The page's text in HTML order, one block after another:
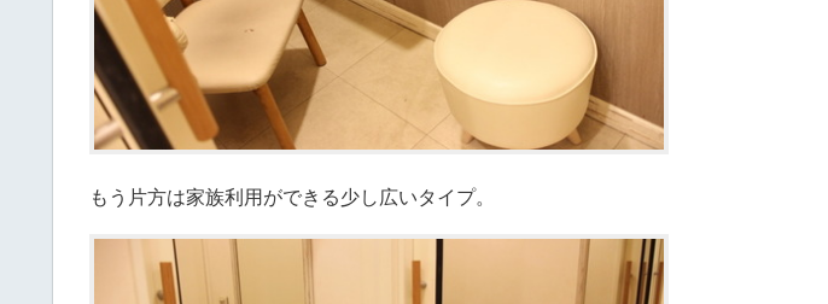
もう片方は家族利用ができる少し広いタイプ。